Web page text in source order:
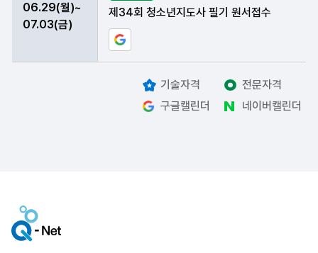
06.29(월)~
07.03(금)
제34회 청소년지도사 필기 원서접수
구글 일정에 현재 데이터 등록하기
기술자격
전문자격
구글캘린더
네이버캘린더